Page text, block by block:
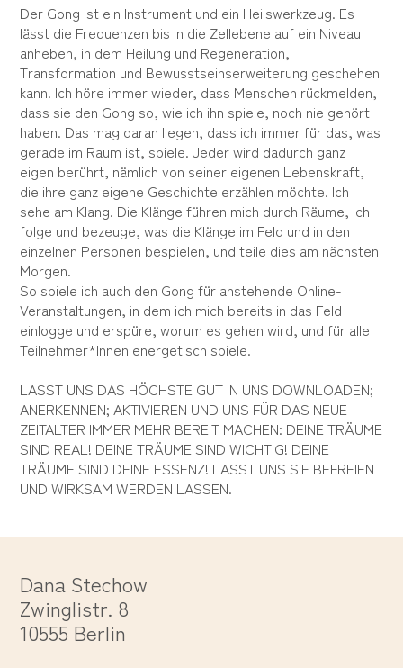
Der Gong ist ein Instrument und ein Heilswerkzeug. Es
lässt die Frequenzen bis in die Zellebene auf ein Niveau
anheben, in dem Heilung und Regeneration,
Transformation und Bewusstseinserweiterung geschehen
kann. Ich höre immer wieder, dass Menschen rückmelden,
dass sie den Gong so, wie ich ihn spiele, noch nie gehört
haben. Das mag daran liegen, dass ich immer für das, was
gerade im Raum ist, spiele. Jeder wird dadurch ganz
eigen berührt, nämlich von seiner eigenen Lebenskraft,
die ihre ganz eigene Geschichte erzählen möchte. Ich
sehe am Klang. Die Klänge führen mich durch Räume, ich
folge und bezeuge, was die Klänge im Feld und in den
einzelnen Personen bespielen, und teile dies am nächsten
Morgen.
So spiele ich auch den Gong für anstehende Online-
Veranstaltungen, in dem ich mich bereits in das Feld
einlogge und erspüre, worum es gehen wird, und für alle
Teilnehmer*Innen energetisch spiele.
LASST UNS DAS HÖCHSTE GUT IN UNS DOWNLOADEN;
ANERKENNEN; AKTIVIEREN UND UNS FÜR DAS NEUE
ZEITALTER IMMER MEHR BEREIT MACHEN: DEINE TRÄUME
SIND REAL! DEINE TRÄUME SIND WICHTIG! DEINE
TRÄUME SIND DEINE ESSENZ! LASST UNS SIE BEFREIEN
UND WIRKSAM WERDEN LASSEN.
Dana Stechow
Zwinglistr. 8
10555 Berlin